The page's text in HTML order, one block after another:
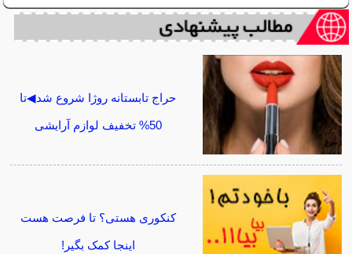
حراج تابستانه روژا شروع شد◀تا
50% تخفیف لوازم آرایشی
کنکوری هستی؟ تا فرصت هست
اینجا کمک بگیر!